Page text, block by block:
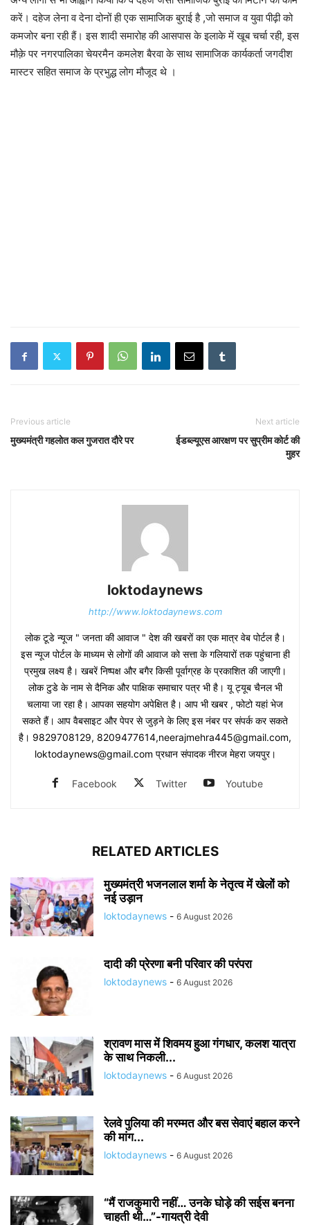
करें। दहेज लेना व देना दोनों ही एक सामाजिक बुराई है ,जो समाज व युवा पीढ़ी को
कमजोर बना रही हैं। इस शादी समारोह की आसपास के इलाके में खूब चर्चा रही, इस
मौक़े पर नगरपालिका चेयरमैन कमलेश बैरवा के साथ सामाजिक कार्यकर्ता जगदीश
मास्टर सहित समाज के प्रभुद्ध लोग मौजूद थे ।
Previous article
मुख्यमंत्री गहलोत कल गुजरात दौरे पर
Next article
ईडब्ल्यूएस आरक्षण पर सुप्रीम कोर्ट की
मुहर
loktodaynews
http://www.loktodaynews.com
लोक टूडे न्यूज " जनता की आवाज " देश की खबरों का एक मात्र वेब पोर्टल है।
इस न्यूज पोर्टल के माध्यम से लोगों की आवाज को सत्ता के गलियारों तक पहुंचाना ही
प्रमुख लक्ष्य है। खबरें निष्पक्ष और बगैर किसी पूर्वाग्रह के प्रकाशित की जाएगी।
लोक टुडे के नाम से दैनिक और पाक्षिक समाचार पत्र भी है। यू ट्यूब चैनल भी
चलाया जा रहा है। आपका सहयोग अपेक्षित है। आप भी खबर , फोटो यहां भेज
सकते हैं। आप वैबसाइट और पेपर से जुड़ने के लिए इस नंबर पर संपर्क कर सकते
है। 9829708129, 8209477614,neerajmehra445@gmail.com,
loktodaynews@gmail.com प्रधान संपादक नीरज मेहरा जयपुर।
Facebook Twitter Youtube
RELATED ARTICLES
मुख्यमंत्री भजनलाल शर्मा के नेतृत्व में खेलों को
नई उड़ान
loktodaynews - 6 August 2026
दादी की प्रेरणा बनी परिवार की परंपरा
loktodaynews - 6 August 2026
श्रावण मास में शिवमय हुआ गंगधार, कलश यात्रा
के साथ निकली...
loktodaynews - 6 August 2026
रेलवे पुलिया की मरम्मत और बस सेवाएं बहाल करने
की मांग...
loktodaynews - 6 August 2026
“मैं राजकुमारी नहीं… उनके घोड़े की सईस बनना
चाहती थी…”-गायत्री देवी